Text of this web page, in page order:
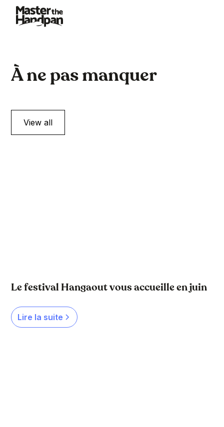
À ne pas manquer
View all
Le festival Hangaout vous accueille en juin
Lire la suite